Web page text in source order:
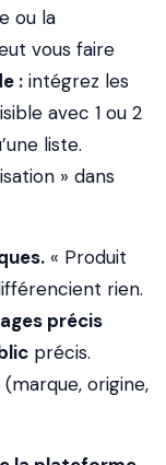
ou la
vous faire
: intégrez les
avec 1 ou 2
liste.
» dans
« Produit
rien.
précis
précis.
(marque, origine,